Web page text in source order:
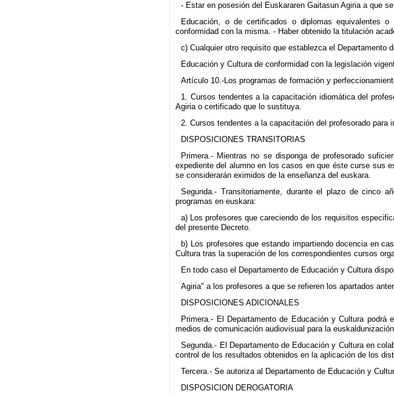
- Estar en posesión del Euskararen Gaitasun Agiria a que
Educación, o de certificados o diplomas equivalentes
conformidad con la misma. - Haber obtenido la titulación
c) Cualquier otro requisito que establezca el Departamento
Educación y Cultura de conformidad con la legislación
Artículo 10.-Los programas de formación y
1. Cursos tendentes a la capacitación idiomática del
Agiria o certificado que lo sustituya.
2. Cursos tendentes a la capacitación del profesorado
DISPOSICIONES TRANSITORIAS
Primera.- Mientras no se disponga de profesorado
expediente del alumno en los casos en que éste curse sus
se considerarán eximidos de la enseñanza del euskara.
Segunda.- Transitoriamente, durante el plazo de cinco
programas en euskara:
a) Los profesores que careciendo de los requisitos
del presente Decreto.
b) Los profesores que estando impartiendo docencia en
Cultura tras la superación de los correspondientes cursos
En todo caso el Departamento de Educación y Cultura
Agiria" a los profesores a que se refieren los apartados
DISPOSICIONES ADICIONALES
Primera.- El Departamento de Educación y Cultura
medios de comunicación audiovisual para la
Segunda.- El Departamento de Educación y Cultura en
control de los resultados obtenidos en la aplicación de los
Tercera.- Se autoriza al Departamento de Educación y
DISPOSICION DEROGATORIA